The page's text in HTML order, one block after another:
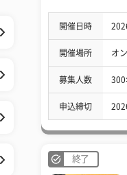
開催日時
開催場所 オ
募集人数 300
申込締切
終了